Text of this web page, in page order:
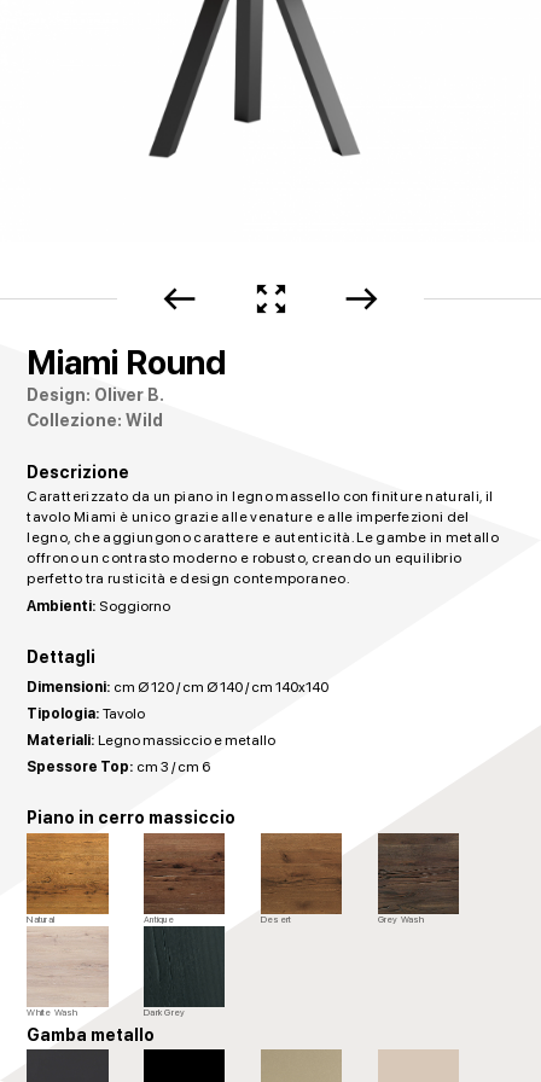
west zoom_out_map east
Miami Round
Design: Oliver B.
Collezione: Wild
Descrizione
Caratterizzato da un piano in legno massello con finiture naturali, il
tavolo Miami è unico grazie alle venature e alle imperfezioni del
legno, che aggiungono carattere e autenticità. Le gambe in metallo
offrono un contrasto moderno e robusto, creando un equilibrio
perfetto tra rusticità e design contemporaneo.
Ambienti: Soggiorno
Dettagli
Dimensioni: cm Ø 120 / cm Ø 140 / cm 140x140
Tipologia: Tavolo
Materiali: Legno massiccio e metallo
Spessore Top: cm 3 / cm 6
Piano in cerro massiccio
Natural Antique Desert Grey Wash
White Wash Dark Grey
Gamba metallo